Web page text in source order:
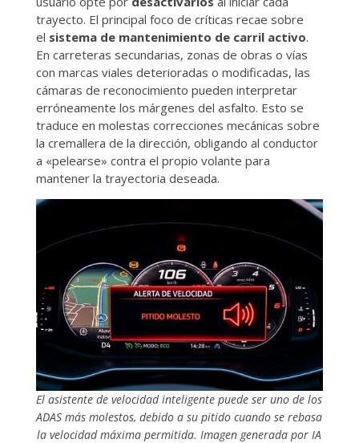
trayecto. El principal foco de críticas recae sobre
el sistema de mantenimiento de carril activo.
En carreteras secundarias, zonas de obras o vías
con marcas viales deterioradas o modificadas, las
cámaras de reconocimiento pueden interpretar
erróneamente los márgenes del asfalto. Esto se
traduce en molestas correcciones mecánicas sobre
la cremallera de la dirección, obligando al conductor
a «pelearse» contra el propio volante para
mantener la trayectoria deseada.
El asistente de velocidad inteligente puede ser uno de los
ADAS más molestos, debido a su pitido cuando se rebasa
la velocidad máxima permitida. Imagen generada por IA